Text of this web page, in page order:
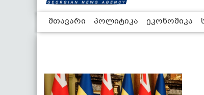
მთავარი პოლიტიკა ეკონომიკა